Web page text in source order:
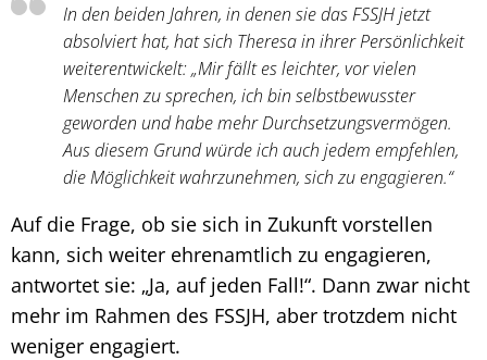
In den beiden Jahren, in denen sie das FSSJH jetzt
absolviert hat, hat sich Theresa in ihrer Persönlichkeit
weiterentwickelt: „Mir fällt es leichter, vor vielen
Menschen zu sprechen, ich bin selbstbewusster
geworden und habe mehr Durchsetzungsvermögen.
Aus diesem Grund würde ich auch jedem empfehlen,
die Möglichkeit wahrzunehmen, sich zu engagieren.“
Auf die Frage, ob sie sich in Zukunft vorstellen
kann, sich weiter ehrenamtlich zu engagieren,
antwortet sie: „Ja, auf jeden Fall!“. Dann zwar nicht
mehr im Rahmen des FSSJH, aber trotzdem nicht
weniger engagiert.